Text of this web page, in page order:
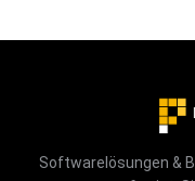
Softwarelösungen &